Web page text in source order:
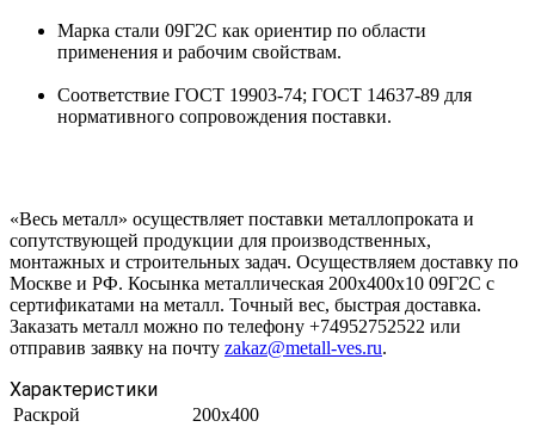
Марка стали 09Г2С как ориентир по области
применения и рабочим свойствам.
Соответствие ГОСТ 19903-74; ГОСТ 14637-89 для
нормативного сопровождения поставки.
«Весь металл» осуществляет поставки металлопроката и
сопутствующей продукции для производственных,
монтажных и строительных задач. Осуществляем доставку по
Москве и РФ. Косынка металлическая 200х400х10 09Г2С с
сертификатами на металл. Точный вес, быстрая доставка.
Заказать металл можно по телефону +74952752522 или
отправив заявку на почту zakaz@metall-ves.ru.
Характеристики
Раскрой
200х400